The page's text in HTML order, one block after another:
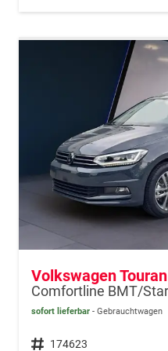
Volkswagen Touran
sofort lieferbar Gebrauchtwagen
Fahrzeugnr. 174623